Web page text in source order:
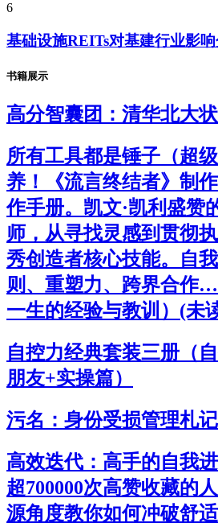
6
基础设施REITs对基建行业影
书籍展示
高分智囊团：清华北大
所有工具都是锤子（超
养！《流言终结者》制
作手册。凯文·凯利盛赞
师，从寻找灵感到贯彻
秀创造者核心技能。自
则、重塑力、跨界合作
一生的经验与教训）(未
自控力经典套装三册（
朋友+实操篇）
污名：身份受损管理札记
高效迭代：高手的自我
超700000次高赞收藏的
源角度教你如何冲破舒